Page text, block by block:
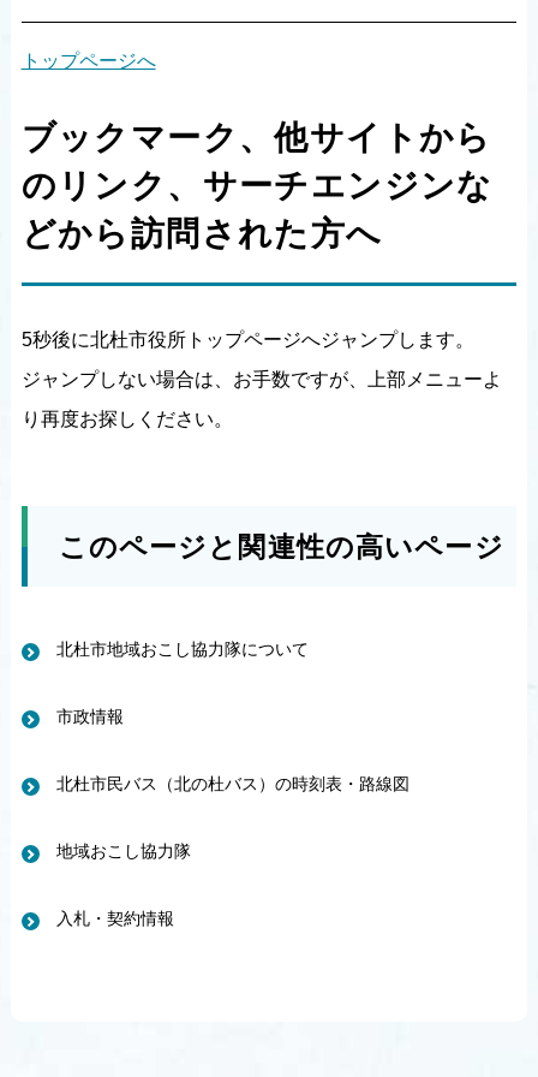
トップページへ
ブックマーク、他サイトから
のリンク、サーチエンジンな
どから訪問された方へ
5秒後に北杜市役所トップページへジャンプします。
ジャンプしない場合は、お手数ですが、上部メニューよ
り再度お探しください。
このページと関連性の高いページ
北杜市地域おこし協力隊について
市政情報
北杜市民バス（北の杜バス）の時刻表・路線図
地域おこし協力隊
入札・契約情報